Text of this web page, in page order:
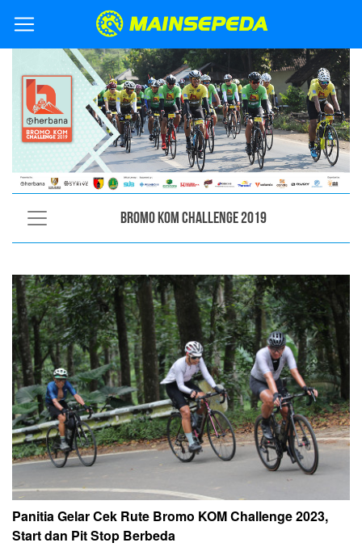
Bromo KOM Challenge 2019
Panitia Gelar Cek Rute Bromo KOM Challenge 2023,
Start dan Pit Stop Berbeda